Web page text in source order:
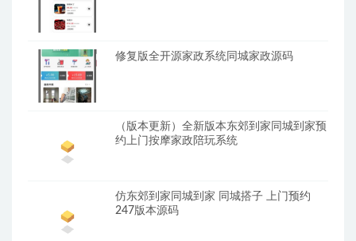
修复版全开源家政系统同城家政源码
（版本更新）全新版本东郊到家同城到家预
约上门按摩家政陪玩系统
仿东郊到家同城到家 同城搭子 上门预约
247版本源码